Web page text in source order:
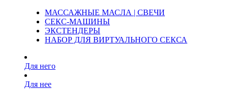
МАССАЖНЫЕ МАСЛА | СВЕЧИ
СЕКС-МАШИНЫ
ЭКСТЕНДЕРЫ
НАБОР ДЛЯ ВИРТУАЛЬНОГО СЕКСА
Для него
Для нее